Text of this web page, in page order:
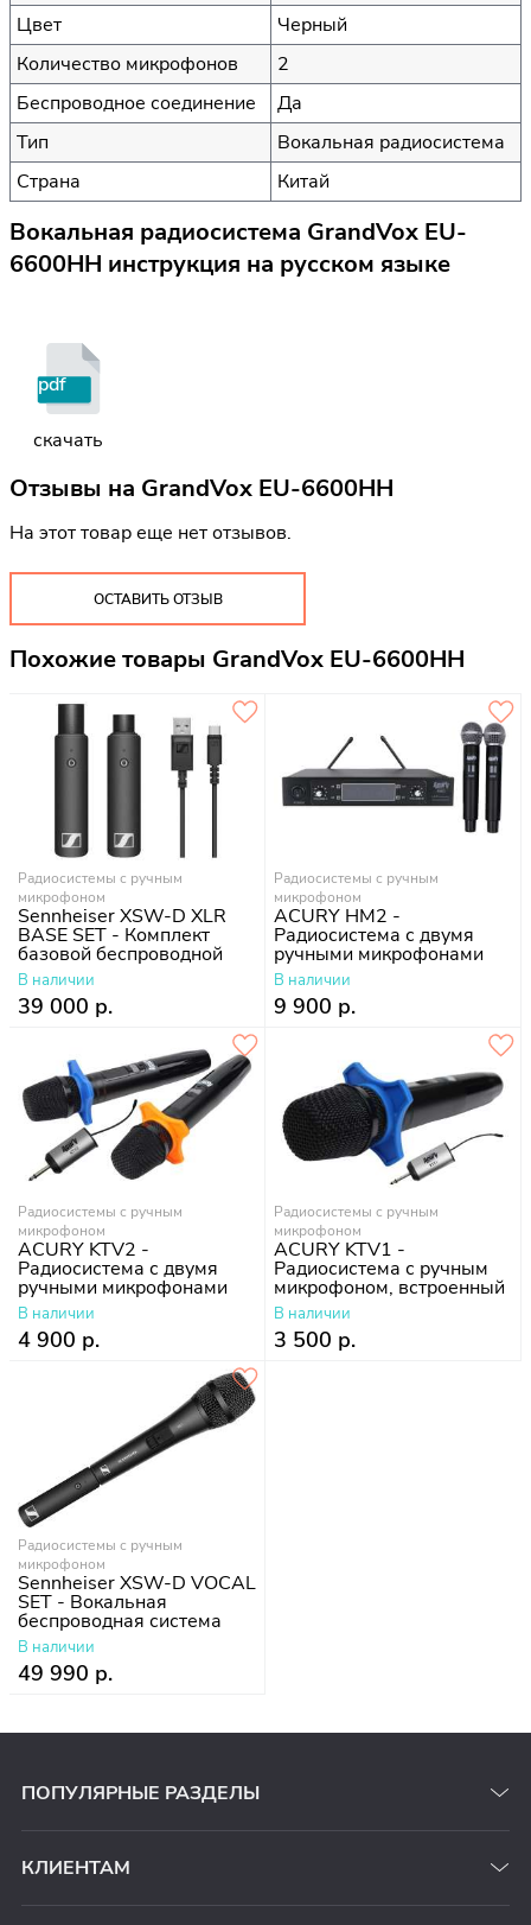
Цвет
Черный
Количество микрофонов
2
Беспроводное соединение
Да
Тип
Вокальная радиосистема
Страна
Китай
Вокальная радиосистема GrandVox EU-
6600HH инструкция на русском языке
pdf
скачать
Отзывы на GrandVox EU-6600HH
На этот товар еще нет отзывов.
ОСТАВИТЬ ОТЗЫВ
Похожие товары GrandVox EU-6600HH
Радиосистемы с ручным
микрофоном
Sennheiser XSW-D XLR
BASE SET - Комплект
базовой беспроводной
системы
В наличии
39 000 р.
Радиосистемы с ручным
микрофоном
ACURY HM2 -
Радиосистема с двумя
ручными микрофонами
В наличии
9 900 р.
Радиосистемы с ручным
микрофоном
ACURY KTV2 -
Радиосистема с двумя
ручными микрофонами
В наличии
4 900 р.
Радиосистемы с ручным
микрофоном
ACURY KTV1 -
Радиосистема с ручным
микрофоном, встроенный
аккумулятор
В наличии
3 500 р.
Радиосистемы с ручным
микрофоном
Sennheiser XSW-D VOCAL
SET - Вокальная
беспроводная система
В наличии
49 990 р.
ПОПУЛЯРНЫЕ РАЗДЕЛЫ
КЛИЕНТАМ